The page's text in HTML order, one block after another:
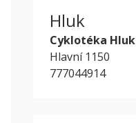
Hluk
Cyklotéka Hluk
Hlavní 1150
777044914